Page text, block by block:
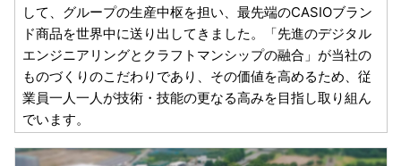
して、グループの生産中枢を担い、最先端のCASIOブラン
ド商品を世界中に送り出してきました。「先進のデジタル
エンジニアリングとクラフトマンシップの融合」が当社の
ものづくりのこだわりであり、その価値を高めるため、従
業員一人一人が技術・技能の更なる高みを目指し取り組ん
でいます。